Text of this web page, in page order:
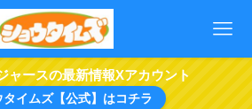
ャースの最新情報Xアカウント
タイムズ【公式】はコチラ